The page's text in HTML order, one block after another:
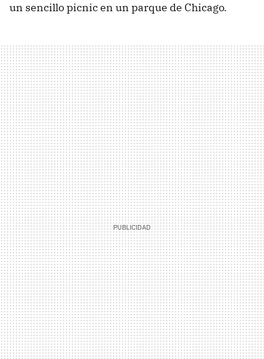
un sencillo picnic en un parque de Chicago.